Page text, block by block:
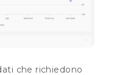
che richiedono